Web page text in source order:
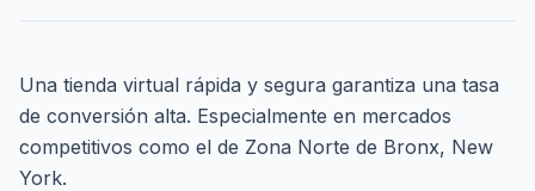
Una tienda virtual rápida y segura garantiza una tasa
de conversión alta. Especialmente en mercados
competitivos como el de Zona Norte de Bronx, New
York.